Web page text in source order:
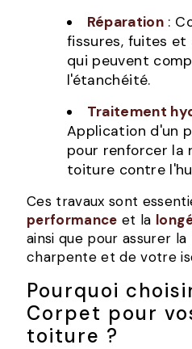
Réparation :
fissures, fuites et
qui peuvent
l'étanchéité.
Traitement
Application d'un
pour renforcer la
toiture contre
Ces travaux sont
performance et la
ainsi que pour assurer
charpente et de votre
Pourquoi choisir Daniel
Corpet pour
toiture ?